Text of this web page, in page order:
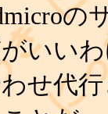
の
いい
せ代